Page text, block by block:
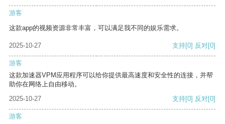
游客
这款app的视频资源非常丰富，可以满足我不同的娱乐需求。
2025-10-27 支持[0] 反对[0]
游客
这款加速器VPM应用程序可以给你提供最高速度和安全性的连接，并帮
助你在网络上自由移动。
2025-10-27
支持[0] 反对[0]
游客